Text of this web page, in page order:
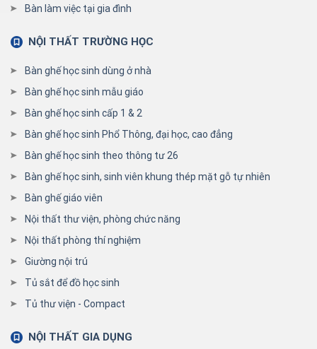
Bàn làm việc tại gia đình
NỘI THẤT TRƯỜNG HỌC
Bàn ghế học sinh dùng ở nhà
Bàn ghế học sinh mẫu giáo
Bàn ghế học sinh cấp 1 & 2
Bàn ghế học sinh Phổ Thông, đại học, cao đẳng
Bàn ghế học sinh theo thông tư 26
Bàn ghế học sinh, sinh viên khung thép mặt gỗ tự nhiên
Bàn ghế giáo viên
Nội thất thư viện, phòng chức năng
Nội thất phòng thí nghiệm
Giường nội trú
Tủ sắt để đồ học sinh
Tủ thư viện - Compact
NỘI THẤT GIA DỤNG